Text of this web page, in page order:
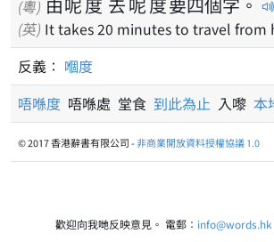
(粵)
(英) It takes 20 minutes to travel from
反義： 嗰度
唔喺度 唔喺處 堂食 到此為止 入嚟 本
© 2017 香港辭書有限公司 -非商業開放資料授權協議 1.0
歡迎向我哋反映意見。 電郵： info@words.hk